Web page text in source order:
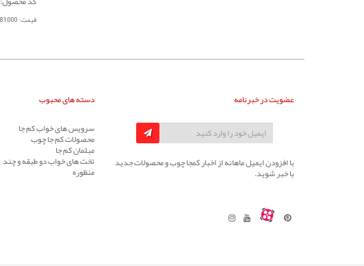
قیمت: 890,681,000 ریال
عضویت در خبرنامه
با افزودن ایمیل ماهانه از اخبار کمجا چوب و محصولات جدید
با خبر شوید.
دسته های محبوب
سرویس های خواب کم جا
محصولات کم جا چوب
مبلمان کم جا
تخت های خواب دو طبقه و چند
منظوره